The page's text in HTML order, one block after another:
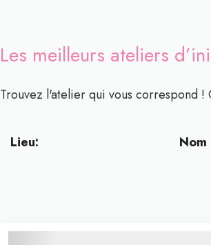
Les meilleurs ateliers
Trouvez l'atelier qui vous correspond !
Lieu: